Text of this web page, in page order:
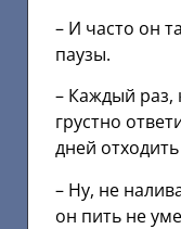
– И часто он
паузы.
– Каждый раз,
грустно
дней
– Ну, не
он пить не